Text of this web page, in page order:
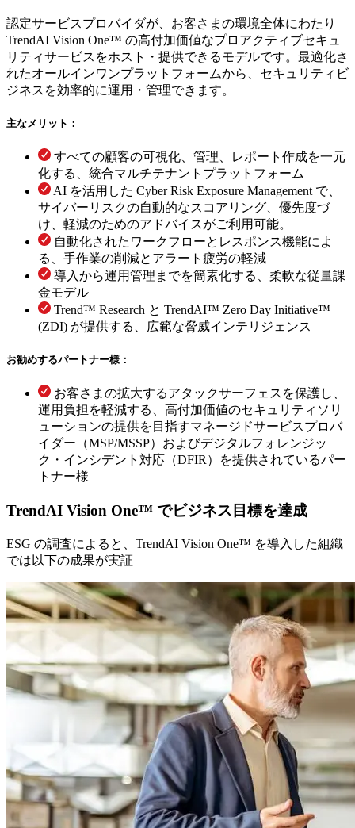
認定サービスプロバイダが、お客さまの環境全体にわたり
TrendAI Vision One™ の高付加価値なプロアクティブセキュ
リティサービスをホスト・提供できるモデルです。最適化さ
れたオールインワンプラットフォームから、セキュリティビ
ジネスを効率的に運用・管理できます。
主なメリット：
すべての顧客の可視化、管理、レポート作成を一元
化する、統合マルチテナントプラットフォーム
AI を活用した Cyber Risk Exposure Management で、
サイバーリスクの自動的なスコアリング、優先度づ
け、軽減のためのアドバイスがご利用可能。
自動化されたワークフローとレスポンス機能によ
る、手作業の削減とアラート疲労の軽減
導入から運用管理までを簡素化する、柔軟な従量課
金モデル
Trend™ Research と TrendAI™ Zero Day Initiative™
(ZDI) が提供する、広範な脅威インテリジェンス
お勧めするパートナー様：
お客さまの拡大するアタックサーフェスを保護し、
運用負担を軽減する、高付加価値のセキュリティソリ
ューションの提供を目指すマネージドサービスプロバ
イダー（MSP/MSSP）およびデジタルフォレンジッ
ク・インシデント対応（DFIR）を提供されているパー
トナー様
TrendAI Vision One™ でビジネス目標を達成
ESG の調査によると、TrendAI Vision One™ を導入した組織
では以下の成果が実証